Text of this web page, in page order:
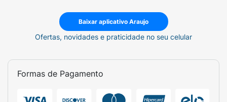
Baixar aplicativo Araujo
Ofertas, novidades e praticidade no seu celular
Formas de Pagamento